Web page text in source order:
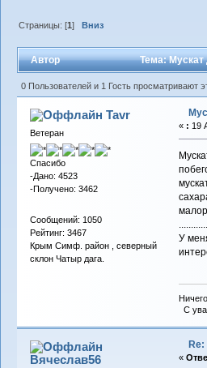
Страницы: [1]Вниз
Автор Тема: Мускат
0 Пользователей и 1 Гость просматривают
Tavr
Ветеран
Спасибо
-Дано: 4523
-Получено: 3462
Сообщений: 1050
Рейтинг: 3467
Крым Симф. район , северный
склон Чатыр дага.
« : 19
............
У
С
Вячеслав56 «